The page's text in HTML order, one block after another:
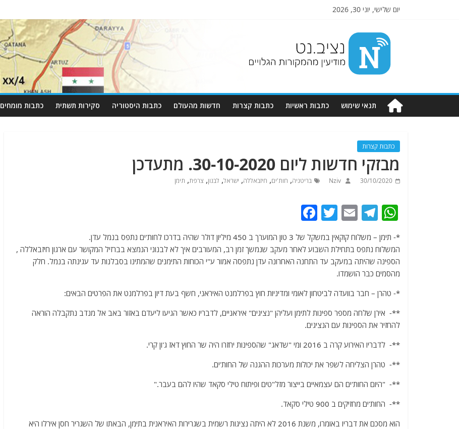
יום שלישי, יוני 30, 2026
Nziv.net
מודיעין
מהמקורות
תנאי שימוש כתבות ראשיות כתבות קצרות חדשות מהעולם כתבות היסטוריה סקירות תשתית כתבות מומחים
כתבות קצרות
מבזקי חדשות ליום 30-10-2020. מתעדכן
30/10/2020
Nziv בריטניה, חות'ים, חיזבאללה, ישראל, לבנון, צרפת, תימן
W
at
s
A
p
p
T
el
e
g
ra
m
E
ai
l
T
itt
er
a
c
e
o
o
*- תימן – משלוח קוקאין במשקל של 3 טון המוערך ב 450 מיליון דולר שהיה בדרכו לחות'ים נתפס בנמל עדן.
המשלוח נתפס בתחילת השבוע לאחר מעקב שנמשך זמן רב, המעורבים איך לא לבנוני הנמצא בברזיל המקושר עם ארגון חיזבאללה ,
הספינה שהיתה במעקב עד התחנה האחרונה עדן נתפסה אמור ע"י הכוחות התימנים שהמתינו בסבלנות עד עגינתה בנמל. חלק
מהסמים כבר הושמדו.
*- טהרן – חבר בוועדה לביטחון לאומי ומדיניות חוץ בפרלמנט האיראני, חשף בעת דיון בפרלמנט את הפרטים הבאים:
**- אירן שלחה מספר ספינות לתימן ועליהן "נציגים" איראניים, לדבריו כאשר הגיעו ליעדם באזור באב אל מנדב נתקבלה הוראה
להחזיר את הספינות עם הנציגים.
**- לדבריו האירוע קרה ב 2016 ומי "שדאג" שהספינות יחזרו היה שר החוץ דאז ג'ון קרי.
**- טהרן הצליחה לשפר את יכולות מערכות ההגנה של החות'ים.
**- "היום החות'ים הם עצמאיים בייצור מזל"טים ופיתוח טילי סקאד שהיו להם בעבר."
**- החות'ים מחזיקים ב 900 טילי סקאד.
הוא מסכם את דבריו באומרו, משנת 2016 לא היתה נציגות רשמית בשגרירות האיראנית בתימן, הבאתו של השגריר חסן אירלו היא